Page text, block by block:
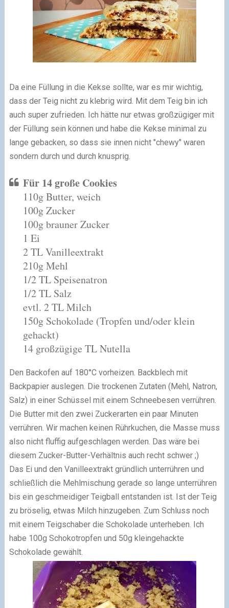
Da eine Füllung in die Kekse sollte, war es mir wichtig,
dass der Teig nicht zu klebrig wird. Mit dem Teig bin ich
auch super zufrieden. Ich hätte nur etwas großzügiger mit
der Füllung sein können und habe die Kekse minimal zu
lange gebacken, so dass sie innen nicht "chewy" waren
sondern durch und durch knusprig.
Für 14 große Cookies
110g Butter, weich
100g Zucker
100g brauner Zucker
1 Ei
2 TL Vanilleextrakt
210g Mehl
1/2 TL Speisenatron
1/2 TL Salz
evtl. 2 TL Milch
150g Schokolade (Tropfen und/oder klein
gehackt)
14 großzügige TL Nutella
Den Backofen auf 180°C vorheizen. Backblech mit
Backpapier auslegen. Die trockenen Zutaten (Mehl, Natron,
Salz) in einer Schüssel mit einem Schneebesen verrühren.
Die Butter mit den zwei Zuckerarten ein paar Minuten
verrühren. Wir machen keinen Rührkuchen, die Masse muss
also nicht fluffig aufgeschlagen werden. Das wäre bei
diesem Zucker-Butter-Verhältnis auch recht schwer ;)
Das Ei und den Vanilleextrakt gründlich unterrühren und
schließlich die Mehlmischung gerade so lange unterrühren
bis ein geschmeidiger Teigball entstanden ist. Ist der Teig
zu bröselig, etwas Milch hinzugeben. Zum Schluss noch
mit einem Teigschaber die Schokolade unterheben. Ich
habe 100g Schokotropfen und 50g kleingehackte
Schokolade gewählt.